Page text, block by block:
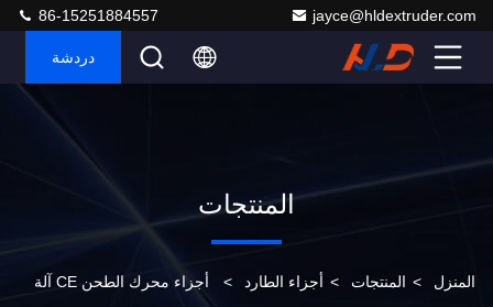
jayce@hldextruder.com
86-15251884557
دردشة
المنتجات
المنزل > المنتجات > أجزاء الطارد > أجزاء محرك الطحن CE آلة